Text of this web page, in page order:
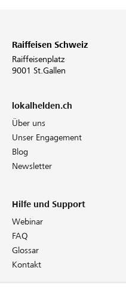
Raiffeisen Schweiz
Raiffeisenplatz
9001 St.Gallen
lokalhelden.ch
Über uns
Unser Engagement
Blog
Newsletter
Hilfe und Support
Webinar
FAQ
Glossar
Kontakt